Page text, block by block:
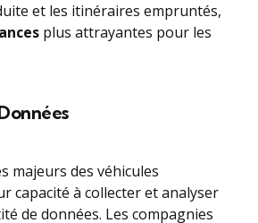
et les itinéraires empruntés,
plus attrayantes pour les
majeurs des véhicules
capacité à collecter et analyser
de données. Les compagnies